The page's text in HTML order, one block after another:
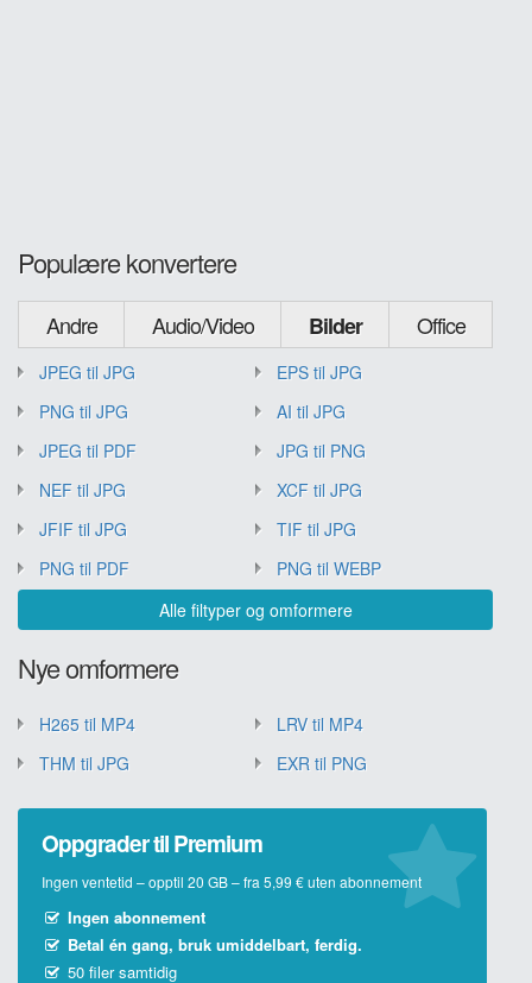
Populære konvertere
Andre Audio/Video Bilder Office
JPEG til JPG
EPS til JPG
PNG til JPG
AI til JPG
JPEG til PDF
JPG til PNG
NEF til JPG
XCF til JPG
JFIF til JPG
TIF til JPG
PNG til PDF
PNG til WEBP
Alle filtyper og omformere
Nye omformere
H265 til MP4
LRV til MP4
THM til JPG
EXR til PNG
Oppgrader til Premium
Ingen ventetid – opptil 20 GB – fra 5,99 € uten abonnement
Ingen abonnement
Betal én gang, bruk umiddelbart, ferdig.
50 filer samtidig